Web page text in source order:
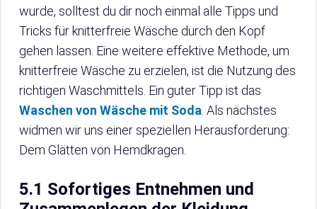
wurde, solltest du dir noch einmal alle Tipps und
Tricks für knitterfreie Wäsche durch den Kopf
gehen lassen. Eine weitere effektive Methode, um
knitterfreie Wäsche zu erzielen, ist die Nutzung des
richtigen Waschmittels. Ein guter Tipp ist das
Waschen von Wäsche mit Soda. Als nächstes
widmen wir uns einer speziellen Herausforderung:
Dem Glätten von Hemdkragen.
5.1 Sofortiges Entnehmen und